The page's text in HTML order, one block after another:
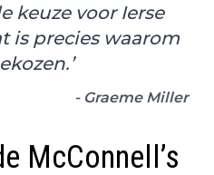
keuze voor Ierse
is precies waarom
- Graeme Miller
McConnell’s